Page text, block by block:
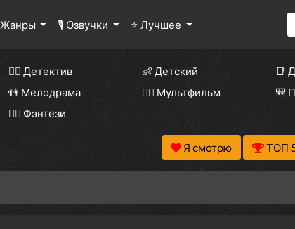
Жанры 🎙 Озвучки ⭐ Лучшее
🕵️‍♂️ Детектив 👶 Детский 📑
👫 Мелодрама 🧚‍♀️ Мультфильм 🎒
🧝‍♂️ Фэнтези
Я смотрю ТОП